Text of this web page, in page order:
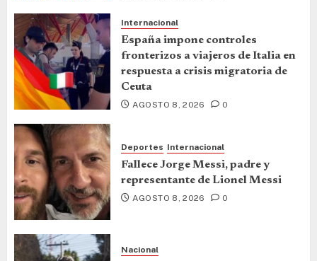
Internacional
España impone controles
fronterizos a viajeros de Italia en
respuesta a crisis migratoria de
Ceuta
AGOSTO 8, 2026 0
Deportes Internacional
Fallece Jorge Messi, padre y
representante de Lionel Messi
AGOSTO 8, 2026 0
Nacional